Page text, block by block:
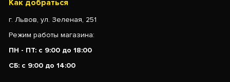
Как добраться
г. Львов, ул. Зеленая, 251
Режим работы магазина:
ПН - ПТ: с 9:00 до 18:00
СБ: с 9:00 до 14:00